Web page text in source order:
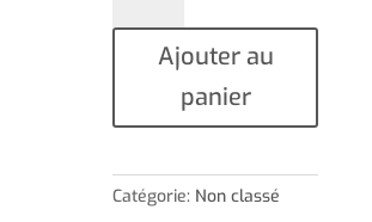
Super
ÉnerForceAjouter au
panier
Catégorie: Non classé